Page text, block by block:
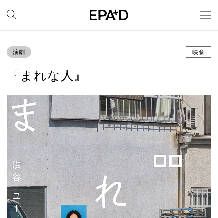
演劇 映像
『まれな人』